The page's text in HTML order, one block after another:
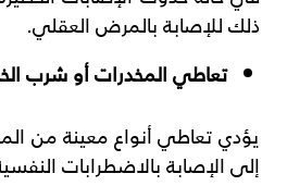
ذلك للإصابة بالمرض العقلي.
تعاطي المخدرات أو شرب
يؤدي تعاطي أنواع معينة من
إلى الإصابة بالاضطرابات